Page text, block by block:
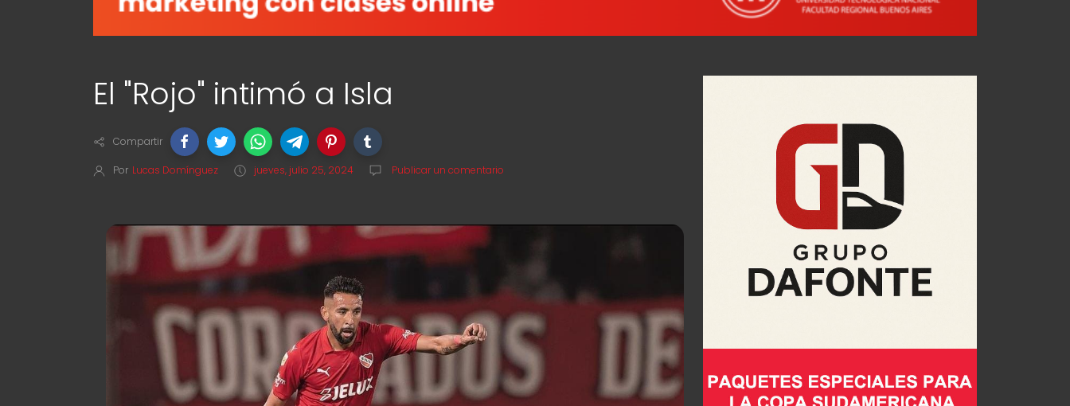
El "Rojo" intimó a Isla
Compartir
Por Lucas Domínguez jueves, julio 25, 2024 Publicar un comentario